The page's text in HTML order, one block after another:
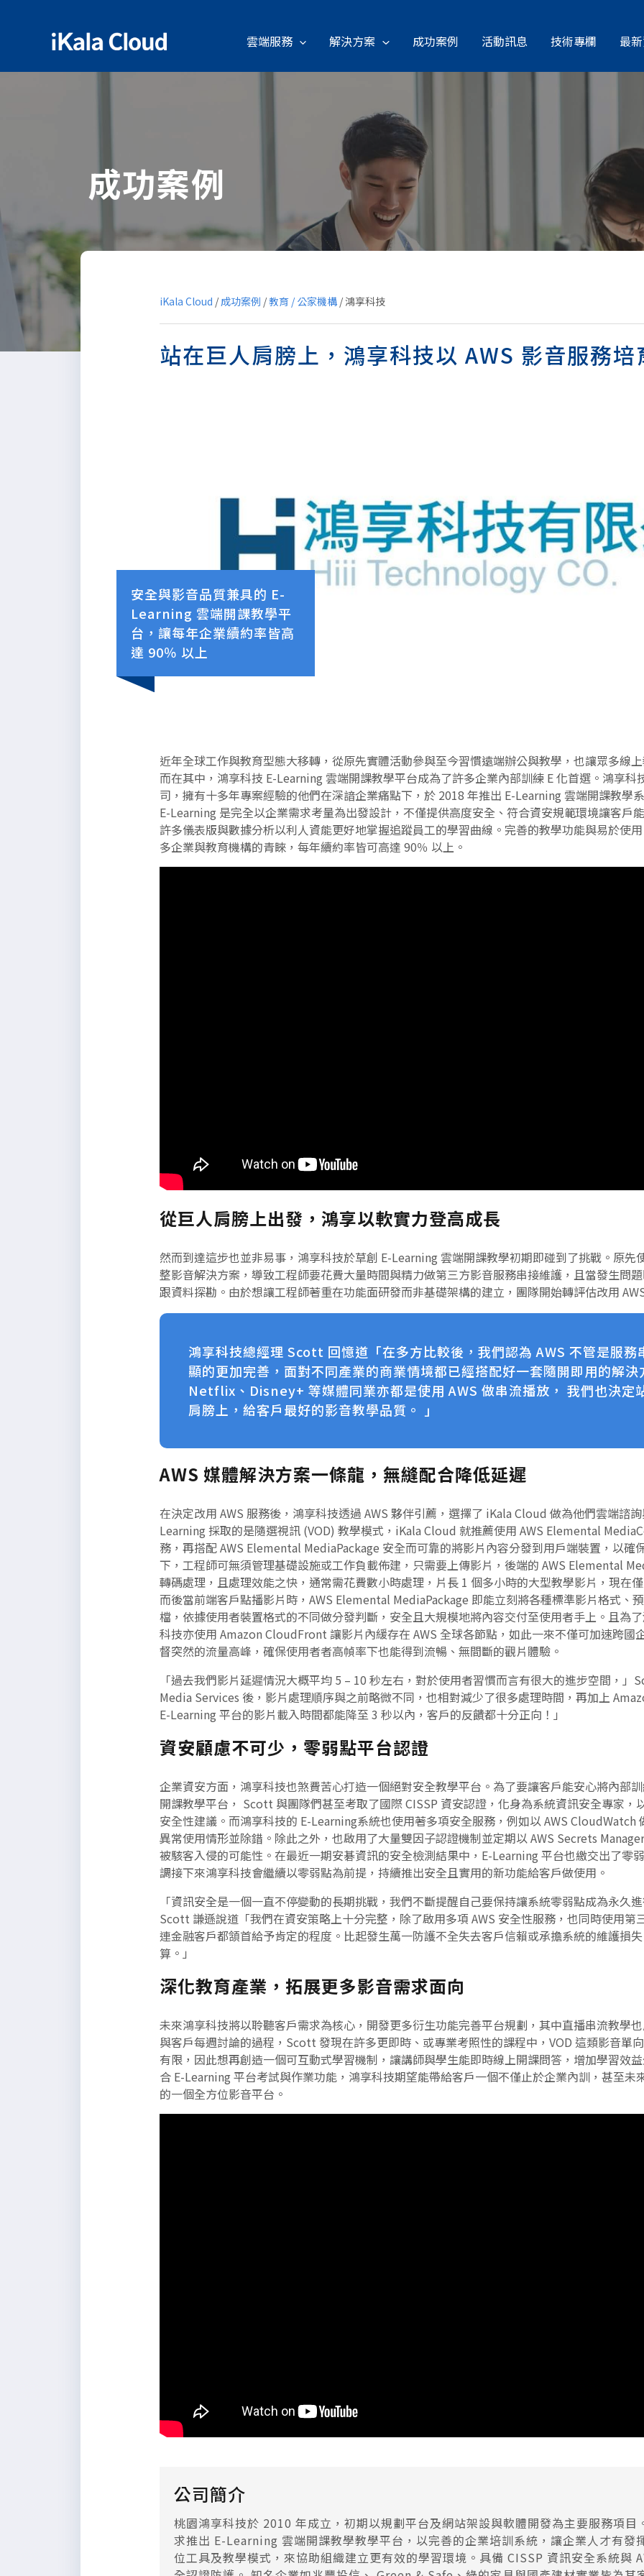
雲端服務 解決方案 成功案例 活動訊息 技術專欄 最
成功案例
iKala Cloud / 成功案例 /教育 / 公家機構 /鴻享科技
站在巨人肩膀上，鴻享科技以 AWS 影音服務
安全與影音品質兼具的 E-
Learning 雲端開課教學平
台，讓每年企業續約率皆高
達 90％ 以上
近年全球工作與教育型態大移轉，從原先實體活動參與至今習慣遠端辦公與教學，也讓眾多線
而在其中，鴻享科技 E-Learning 雲端開課教學平台成為了許多企業內部訓練 E 化首選。鴻享
司，擁有十多年專案經驗的他們在深諳企業痛點下，於 2018 年推出 E-Learning 雲端開課教學
E-Learning 是完全以企業需求考量為出發設計，不僅提供高度安全、符合資安規範環境讓客戶
許多儀表版與數據分析以利人資能更好地掌握追蹤員工的學習曲線。完善的教學功能與易於使
多企業與教育機構的青睞，每年續約率皆可高達 90％ 以上。
從巨人肩膀上出發，鴻享以軟實力登高成長
然而到達這步也並非易事，鴻享科技於草創 E-Learning 雲端開課教學初期即碰到了挑戰。原先
整影音解決方案，導致工程師要花費大量時間與精力做第三方影音服務串接維護，且當發生問
跟資料探勘。由於想讓工程師著重在功能面研發而非基礎架構的建立，團隊開始轉評估改用
鴻享科技總經理 Scott 回憶道「在多方比較後，我們認為 AWS 不管是服務
顯的更加完善，面對不同產業的商業情境都已經搭配好一套隨開即用的解
Netflix、Disney+ 等媒體同業亦都是使用 AWS 做串流播放， 我們也決定
肩膀上，給客戶最好的影音教學品質。 」
AWS 媒體解決方案一條龍，無縫配合降低延遲
在決定改用 AWS 服務後，鴻享科技透過 AWS 夥伴引薦，選擇了 iKala Cloud 做為他們雲端諮
Learning 採取的是隨選視訊 (VOD) 教學模式，iKala Cloud 就推薦使用 AWS Elemental
務，再搭配 AWS Elemental MediaPackage 安全而可靠的將影片內容分發到用戶端裝置，以確
下，工程師可無須管理基礎設施或工作負載佈建，只需要上傳影片，後端的 AWS Elemental
轉碼處理，且處理效能之快，通常需花費數小時處理，片長 1 個多小時的大型教學影片，現在
而後當前端客戶點播影片時，AWS Elemental MediaPackage 即能立刻將各種標準影片格式、
檔，依據使用者裝置格式的不同做分發判斷，安全且大規模地將內容交付至使用者手上。且為
科技亦使用 Amazon CloudFront 讓影片內緩存在 AWS 全球各節點，如此一來不僅可加速跨國
督突然的流量高峰，確保使用者者高幀率下也能得到流暢、無間斷的觀片體驗。
「過去我們影片延遲情況大概平均 5 – 10 秒左右，對於使用者習慣而言有很大的進步空間，」
Media Services 後，影片處理順序與之前略微不同，也相對減少了很多處理時間，再加上
E-Learning 平台的影片載入時間都能降至 3 秒以內，客戶的反饋都十分正向！」
資安顧慮不可少，零弱點平台認證
企業資安方面，鴻享科技也煞費苦心打造一個絕對安全教學平台。為了要讓客戶能安心將內部
開課教學平台， Scott 與團隊們甚至考取了國際 CISSP 資安認證，化身為系統資訊安全專家，
安全性建議。而鴻享科技的 E-Learning系統也使用著多項安全服務，例如以 AWS CloudWatch
異常使用情形並除錯。除此之外，也啟用了大量雙因子認證機制並定期以 AWS Secrets
被駭客入侵的可能性。在最近一期安碁資訊的安全檢測結果中，E-Learning 平台也繳交出了零
調接下來鴻享科技會繼續以零弱點為前提，持續推出安全且實用的新功能給客戶做使用。
「資訊安全是一個一直不停變動的長期挑戰，我們不斷提醒自己要保持讓系統零弱點成為永久
Scott 謙遜說道「我們在資安策略上十分完整，除了啟用多項 AWS 安全性服務，也同時使用第
連金融客戶都頷首給予肯定的程度。比起發生萬一防護不全失去客戶信賴或承擔系統的維護損
算。」
深化教育產業，拓展更多影音需求面向
未來鴻享科技將以聆聽客戶需求為核心，開發更多衍生功能完善平台規劃，其中直播串流教學
與客戶每週討論的過程，Scott 發現在許多更即時、或專業考照性的課程中，VOD 這類影音單
有限，因此想再創造一個可互動式學習機制，讓講師與學生能即時線上開課問答，增加學習效
合 E-Learning 平台考試與作業功能，鴻享科技期望能帶給客戶一個不僅止於企業內訓，甚至未
的一個全方位影音平台。
公司簡介
桃園鴻享科技於 2010 年成立，初期以規劃平台及網站架設與軟體開發為主要服務項
求推出 E-Learning 雲端開課教學教學平台，以完善的企業培訓系統，讓企業人才有發
位工具及教學模式，來協助組織建立更有效的學習環境。具備 CISSP 資訊安全系統與
以下是為了能夠滿足段落所需的長
度而定義的無意義內文，請自行參